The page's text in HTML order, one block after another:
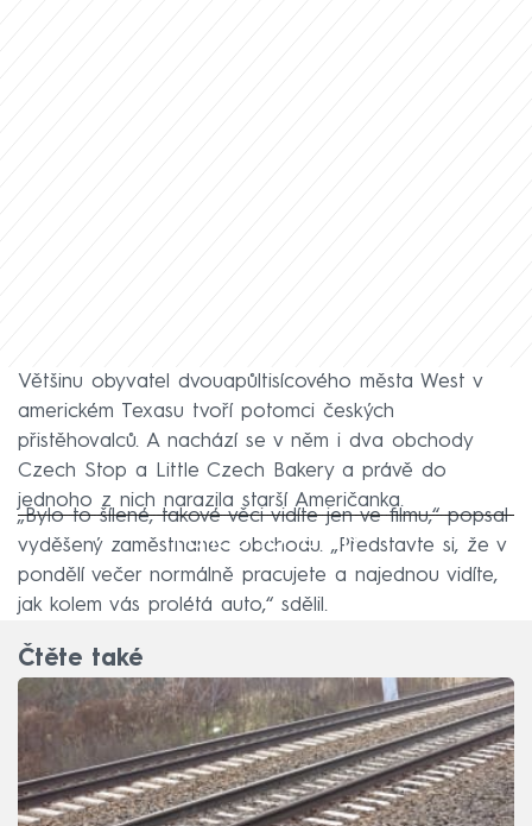
Většinu obyvatel dvouapůltisícového města West v
americkém Texasu tvoří potomci českých
přistěhovalců. A nachází se v něm i dva obchody
Czech Stop a Little Czech Bakery a právě do
jednoho z nich narazila starší Američanka.
Failed to fetch
„Bylo to šílené, takové věci vidíte jen ve filmu,“ popsal
vyděšený zaměstnanec obchodu. „Představte si, že v
pondělí večer normálně pracujete a najednou vidíte,
jak kolem vás prolétá auto,“ sdělil.
Čtěte také